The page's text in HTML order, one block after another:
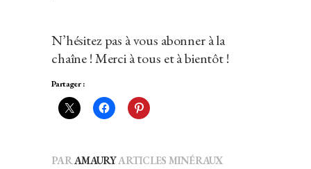
N’hésitez pas à vous abonner à la
chaîne ! Merci à tous et à bientôt !
Partager :
PAR AMAURYARTICLES MINÉRAUX